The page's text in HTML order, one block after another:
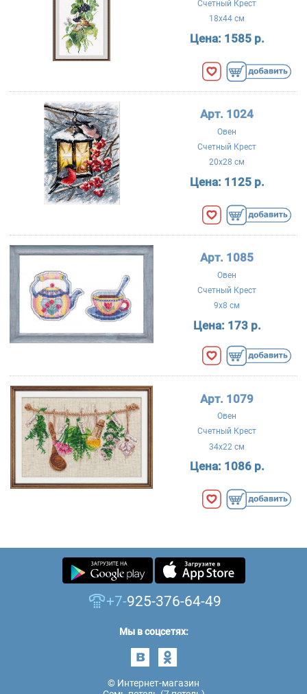
Счетный Крест
18x44 см
Цена: 1585 р.
Арт. 1024
Овен
Счетный Крест
20x28 см
Цена: 1125 р.
Арт. 1085
Овен
Счетный Крест
9x8 см
Цена: 173 р.
Арт. 1079
Овен
Счетный Крест
34x22 см
Цена: 1086 р.
+7-925-376-64-49
Мы в соцсетях:
© Интернет-магазин